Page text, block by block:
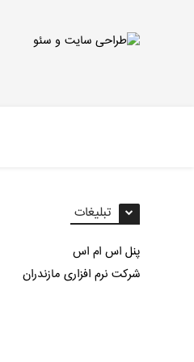
تبلیغات
پنل اس ام اس
شرکت نرم افزاری مازندران